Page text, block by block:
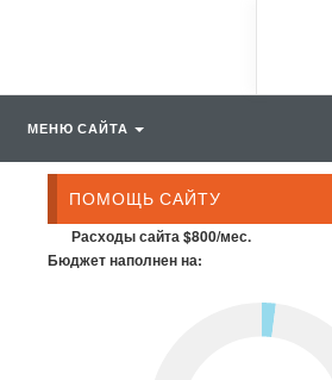
МЕНЮ САЙТА
ПОМОЩЬ САЙТУ
Расходы сайта $800/мес.
Бюджет наполнен на: